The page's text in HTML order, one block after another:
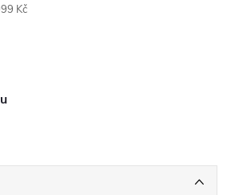
Kč